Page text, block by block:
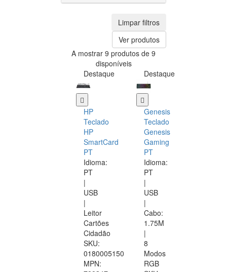
Limpar filtros
Ver produtos
A mostrar 9 produtos de 9
disponíveis
Destaque
HP
Teclado
HP
SmartCard
PT
Idioma:
PT
|
USB
|
Leitor
Cartões
Cidadão
SKU:
0180005150
MPN:
Destaque
Genesis
Teclado
Genesis
Gaming
PT
Idioma:
PT
|
USB
|
Cabo:
1.75M
|
8
Modos
RGB